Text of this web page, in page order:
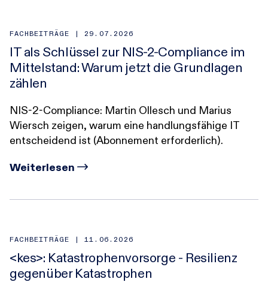
FACHBEITRÄGE | 29.07.2026
IT als Schlüssel zur NIS-2-Compliance im
Mittelstand: Warum jetzt die Grundlagen
zählen
NIS-2-Compliance: Martin Ollesch und Marius
Wiersch zeigen, warum eine handlungsfähige IT
entscheidend ist (Abonnement erforderlich).
Weiterlesen
FACHBEITRÄGE | 11.06.2026
<kes>: Katastrophenvorsorge - Resilienz
gegenüber Katastrophen